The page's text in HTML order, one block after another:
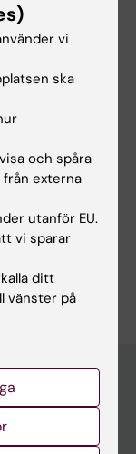
vi
ska
och spåra
externa
utanför EU.
vi sparar
ditt
vänster på